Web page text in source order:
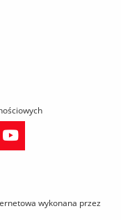
wykonana przez